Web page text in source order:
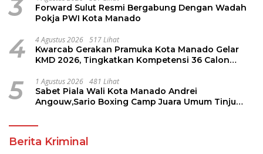
3
Forward Sulut Resmi Bergabung Dengan Wadah
Pokja PWI Kota Manado
4 4 Agustus 2026 517 Lihat
Kwarcab Gerakan Pramuka Kota Manado Gelar
KMD 2026, Tingkatkan Kompetensi 36 Calon
5 1 Agustus 2026 481 Lihat
Sabet Piala Wali Kota Manado Andrei
Angouw,Sario Boxing Camp Juara Umum Tinju
Berita Kriminal